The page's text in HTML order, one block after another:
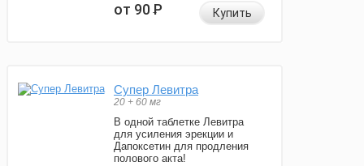
от 90Р Купить
Супер Левитра
20 + 60 мг
В одной таблетке Левитра
для усиления эрекции и
Дапоксетин для продления
полового акта!